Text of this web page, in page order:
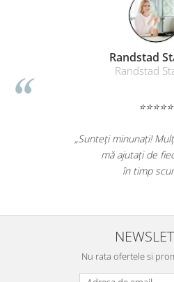
Casti
Tehnica si mobilier pentru birou
Distrugatoare documente
Cosuri de gunoi pentru birou
Scaune, birouri si produse
Randstad
Randstad
⭐⭐⭐⭐⭐
„Sunteți minunați!
mă ajutați de
în timp
Nu rata ofertele si